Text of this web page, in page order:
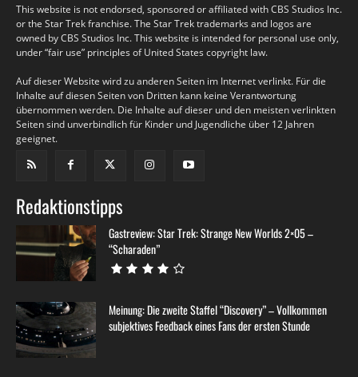
This website is not endorsed, sponsored or affiliated with CBS Studios Inc.
or the Star Trek franchise. The Star Trek trademarks and logos are
owned by CBS Studios Inc. This website is intended for personal use only,
under “fair use” principles of United States copyright law.
Auf dieser Website wird zu anderen Seiten im Internet verlinkt. Für die
Inhalte auf diesen Seiten von Dritten kann keine Verantwortung
übernommen werden. Die Inhalte auf dieser und den meisten verlinkten
Seiten sind unverbindlich für Kinder und Jugendliche über 12 Jahren
geeignet.
Redaktionstipps
Gastreview: Star Trek: Strange New Worlds 2×05 –
“Scharaden”
Meinung: Die zweite Staffel “Discovery” – Vollkommen
subjektives Feedback eines Fans der ersten Stunde